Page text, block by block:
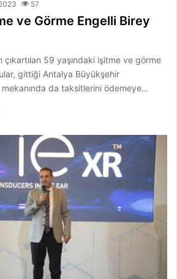
57
ve Görme Engelli Birey
çıkartılan 59 yaşındaki işitme ve görme
gittiği Antalya Büyükşehir
mekanında da taksitlerini ödemeye…